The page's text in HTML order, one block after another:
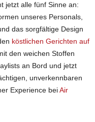
jetzt alle fünf Sinne an:
unseres Personals,
das sorgfältige Design
köstlichen Gerichten auf
den weichen Stoffen
an Bord und jetzt
unverkennbaren
Experience beiAir